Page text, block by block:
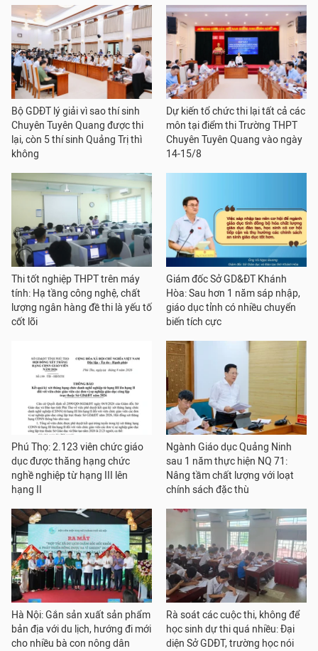
Bộ GDĐT lý giải vì sao thí sinh
Chuyên Tuyên Quang được thi
lại, còn 5 thí sinh Quảng Trị thì
không
Dự kiến tổ chức thi lại tất cả các
môn tại điểm thi Trường THPT
Chuyên Tuyên Quang vào ngày
14-15/8
Thi tốt nghiệp THPT trên máy
tính: Hạ tầng công nghệ, chất
lượng ngân hàng đề thi là yếu tố
cốt lõi
Giám đốc Sở GD&ĐT Khánh
Hòa: Sau hơn 1 năm sáp nhập,
giáo dục tỉnh có nhiều chuyển
biến tích cực
Phú Thọ: 2.123 viên chức giáo
dục được thăng hạng chức
nghề nghiệp từ hạng III lên
hạng II
Ngành Giáo dục Quảng Ninh
sau 1 năm thực hiện NQ 71:
Nâng tầm chất lượng với loạt
chính sách đặc thù
Hà Nội: Gắn sản xuất sản phẩm
bản địa với du lịch, hướng đi mới
cho nhiều bà con nông dân
Rà soát các cuộc thi, không để
học sinh dự thi quá nhiều: Đại
diện Sở GDĐT, trường học nói